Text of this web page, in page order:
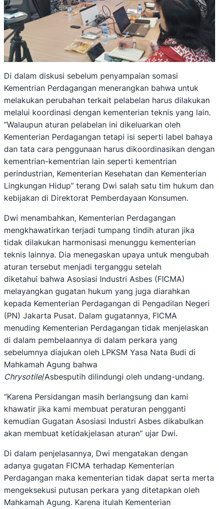
Di dalam diskusi sebelum penyampaian somasi
Kementrian Perdagangan menerangkan bahwa untuk
melakukan perubahan terkait pelabelan harus dilakukan
melalui koordinasi dengan kementerian teknis yang lain.
“Walaupun aturan pelabelan ini dikeluarkan oleh
Kementerian Perdagangan tetapi isi seperti label bahaya
dan tata cara penggunaan harus dikoordinasikan dengan
kementrian-kementrian lain seperti kementrian
perindustrian, Kementerian Kesehatan dan Kementerian
Lingkungan Hidup” terang Dwi salah satu tim hukum dan
kebijakan di Direktorat Pemberdayaan Konsumen.
Dwi menambahkan, Kementerian Perdagangan
mengkhawatirkan terjadi tumpang tindih aturan jika
tidak dilakukan harmonisasi menunggu kementerian
teknis lainnya. Dia menegaskan upaya untuk mengubah
aturan tersebut menjadi terganggu setelah
diketahui bahwa Asosiasi Industri Asbes (FICMA)
melayangkan gugatan hukum yang juga diarahkan
kepada Kementerian Perdagangan di Pengadilan Negeri
(PN) Jakarta Pusat. Dalam gugatannya, FICMA
menuding Kementerian Perdagangan tidak menjelaskan
di dalam pembelaannya di dalam perkara yang
sebelumnya diajukan oleh LPKSM Yasa Nata Budi di
Mahkamah Agung bahwa
Chrysotile/Asbesputih dilindungi oleh undang-undang.
“Karena Persidangan masih berlangsung dan kami
khawatir jika kami membuat peraturan pengganti
kemudian Gugatan Asosiasi Industri Asbes dikabulkan
akan membuat ketidakjelasan aturan” ujar Dwi.
Di dalam penjelasannya, Dwi mengatakan dengan
adanya gugatan FICMA terhadap Kementerian
Perdagangan maka kementerian tidak dapat serta merta
mengeksekusi putusan perkara yang ditetapkan oleh
Mahkamah Agung. Karena itulah Kementerian